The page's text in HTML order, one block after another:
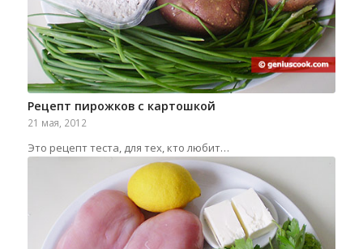
Рецепт пирожков с картошкой
21 мая, 2012
Это рецепт теста, для тех, кто любит…